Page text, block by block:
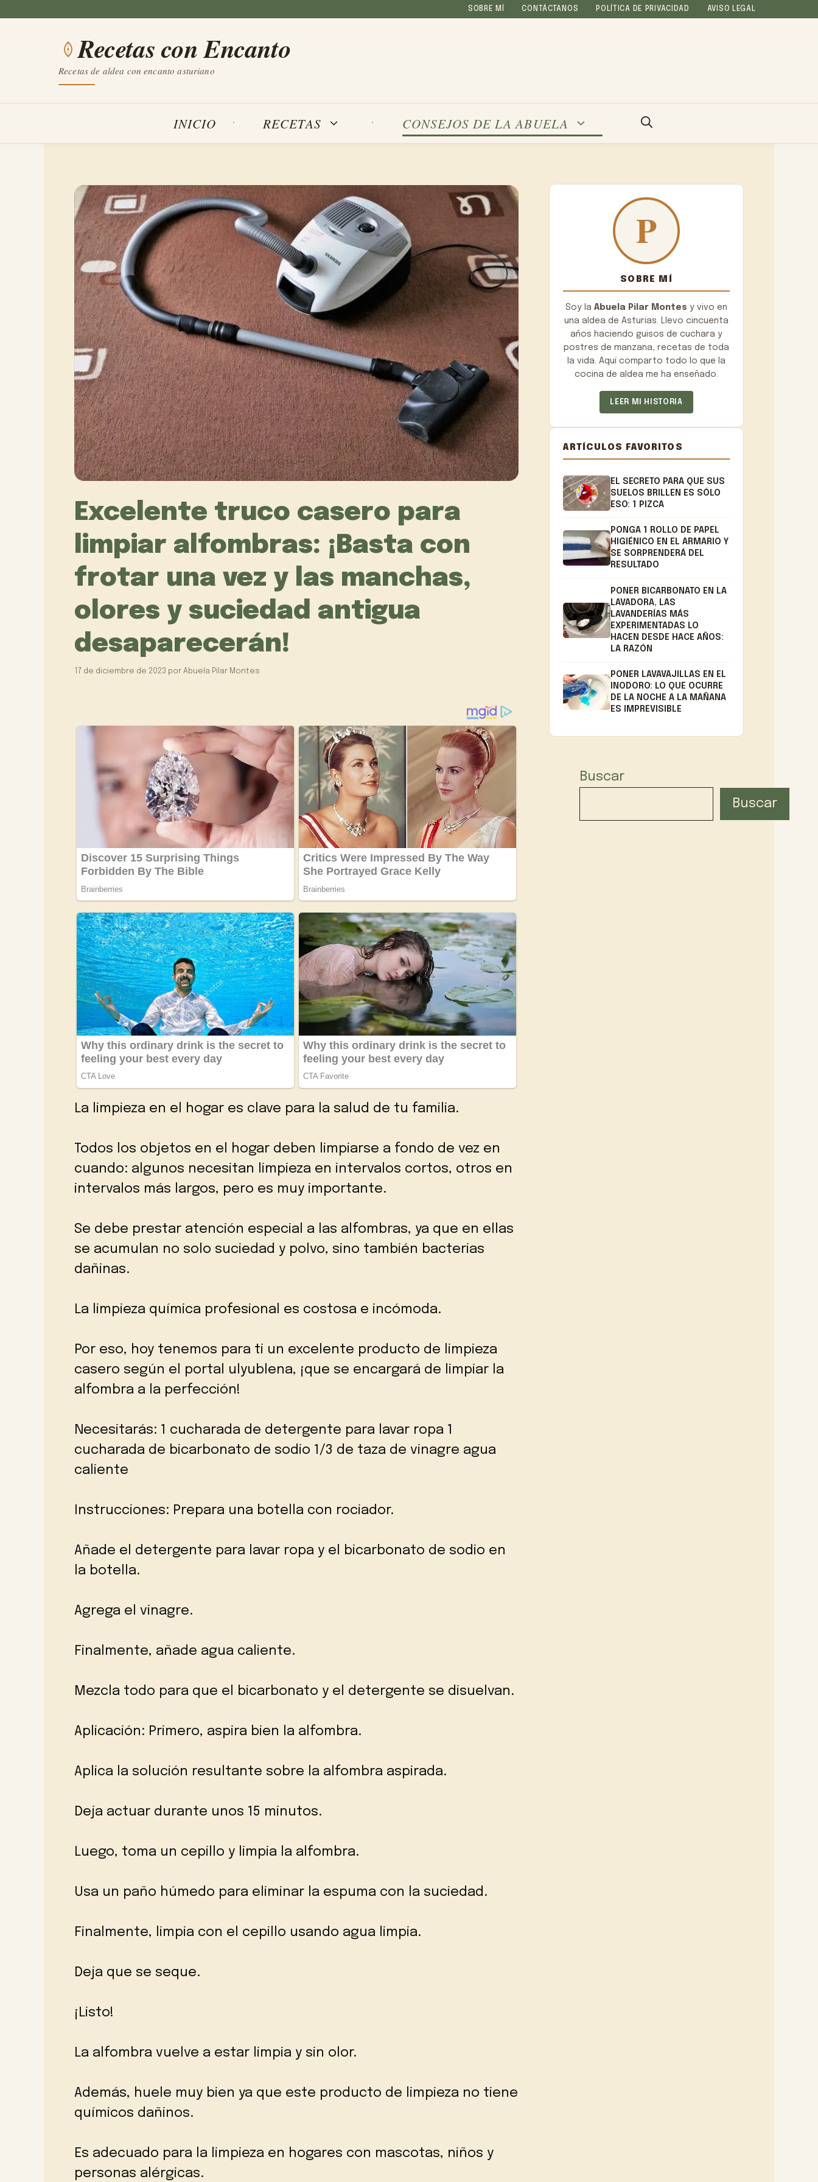
contenido
SOBRE MÍ CONTÁCTANOS POLÍTICA DE PRIVACIDAD AVISO LEGAL
Recetas con Encanto
Recetas de aldea con encanto asturiano
INICIO RECETAS CONSEJOS DE LA ABUELA
Excelente truco casero para
limpiar alfombras: ¡Basta con
frotar una vez y las manchas,
olores y suciedad antigua
desaparecerán!
17 de diciembre de 2023 por Abuela Pilar Montes
La limpieza en el hogar es clave para la salud de tu familia.
Todos los objetos en el hogar deben limpiarse a fondo de vez en
cuando: algunos necesitan limpieza en intervalos cortos, otros en
intervalos más largos, pero es muy importante.
Se debe prestar atención especial a las alfombras, ya que en ellas
se acumulan no solo suciedad y polvo, sino también bacterias
dañinas.
La limpieza química profesional es costosa e incómoda.
Por eso, hoy tenemos para ti un excelente producto de limpieza
casero según el portal ulyublena, ¡que se encargará de limpiar la
alfombra a la perfección!
Necesitarás: 1 cucharada de detergente para lavar ropa 1
cucharada de bicarbonato de sodio 1/3 de taza de vinagre agua
caliente
Instrucciones: Prepara una botella con rociador.
Añade el detergente para lavar ropa y el bicarbonato de sodio en
la botella.
Agrega el vinagre.
Finalmente, añade agua caliente.
Mezcla todo para que el bicarbonato y el detergente se disuelvan.
Aplicación: Primero, aspira bien la alfombra.
Aplica la solución resultante sobre la alfombra aspirada.
Deja actuar durante unos 15 minutos.
Luego, toma un cepillo y limpia la alfombra.
Usa un paño húmedo para eliminar la espuma con la suciedad.
Finalmente, limpia con el cepillo usando agua limpia.
Deja que se seque.
¡Listo!
La alfombra vuelve a estar limpia y sin olor.
Además, huele muy bien ya que este producto de limpieza no tiene
químicos dañinos.
Es adecuado para la limpieza en hogares con mascotas, niños y
personas alérgicas.
SOBRE MÍ
Soy la Abuela Pilar Montes y vivo en
una aldea de Asturias. Llevo cincuenta
años haciendo guisos de cuchara y
postres de manzana, recetas de toda
la vida. Aquí comparto todo lo que la
cocina de aldea me ha enseñado.
LEER MI HISTORIA
ARTÍCULOS FAVORITOS
EL SECRETO PARA QUE SUS
SUELOS BRILLEN ES SÓLO
ESO: 1 PIZCA
PONGA 1 ROLLO DE PAPEL
HIGIÉNICO EN EL ARMARIO Y
SE SORPRENDERÁ DEL
RESULTADO
PONER BICARBONATO EN LA
LAVADORA, LAS
LAVANDERÍAS MÁS
EXPERIMENTADAS LO
HACEN DESDE HACE AÑOS:
LA RAZÓN
PONER LAVAVAJILLAS EN EL
INODORO: LO QUE OCURRE
DE LA NOCHE A LA MAÑANA
ES IMPREVISIBLE
Buscar
Buscar